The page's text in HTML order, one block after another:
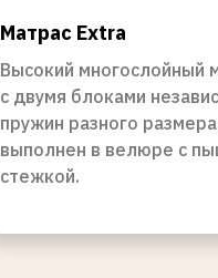
Матрас Extra
Высокий многослойный
с двумя блоками
пружин разного
выполнен в велюре с
стежкой.